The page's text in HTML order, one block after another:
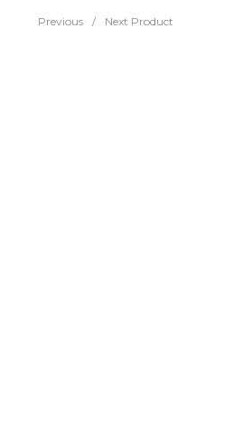
Previous / Next Product